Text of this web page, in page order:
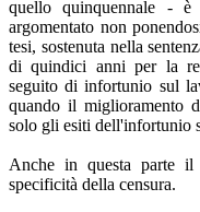
quello quinquennale -
argomentato non
tesi, sostenuta nella
di quindici anni per la
seguito di infortunio sul
quando il miglioramento
solo gli esiti dell'infortunio
Anche in questa parte
specificità della censura.